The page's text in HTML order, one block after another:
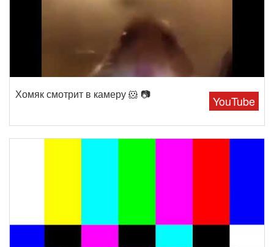
YouTube
Хомяк смотрит в камеру 🐹 📷